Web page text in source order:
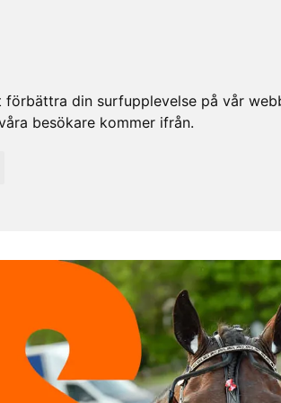
din surfupplevelse på vår
besökare kommer ifrån.